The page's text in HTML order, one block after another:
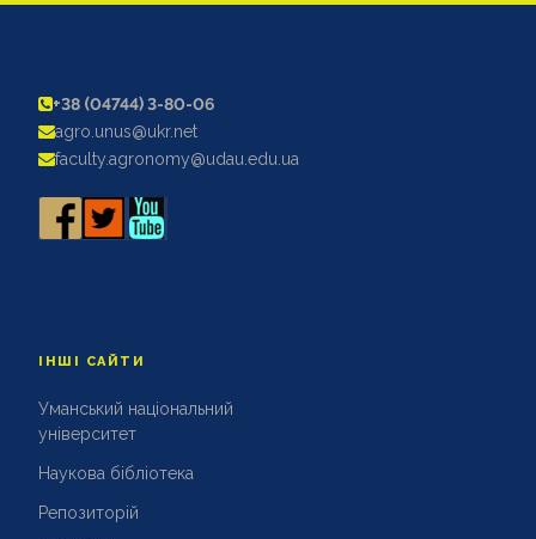
КАФЕДРИ
ВИХОВНА РОБОТА
+38 (04744) 3-80-06
agro.unus@ukr.net
faculty.agronomy@udau.edu.ua
ІНШІ САЙТИ
Уманський національний
університет
Наукова бібліотека
Репозиторій